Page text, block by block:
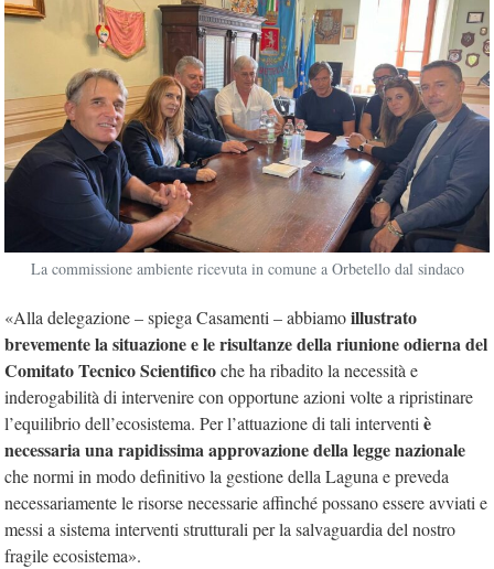
La commissione ambiente ricevuta in comune a Orbetello dal sindaco
«Alla delegazione – spiega Casamenti – abbiamoillustrato
brevemente la situazione e le risultanze della riunione odiernadel
Comitato Tecnico Scientificoche ha ribadito la necessità e
inderogabilità di intervenire con opportune azioni volte a ripristinare
l’equilibrio dell’ecosistema. Per l’attuazione di tali interventiè
necessaria una rapidissima approvazione della legge nazionale
che normi in modo definitivo la gestione della Laguna e preveda
necessariamente le risorse necessarie affinché possano essere avviati e
messi a sistema interventi strutturali per la salvaguardia del nostro
fragile ecosistema».